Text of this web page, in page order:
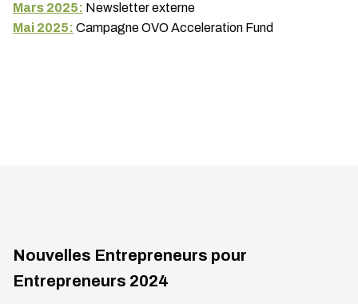
Mars 2025: Newsletter externe
Mai 2025: Campagne OVO Acceleration Fund
Nouvelles Entrepreneurs pour
Entrepreneurs 2024